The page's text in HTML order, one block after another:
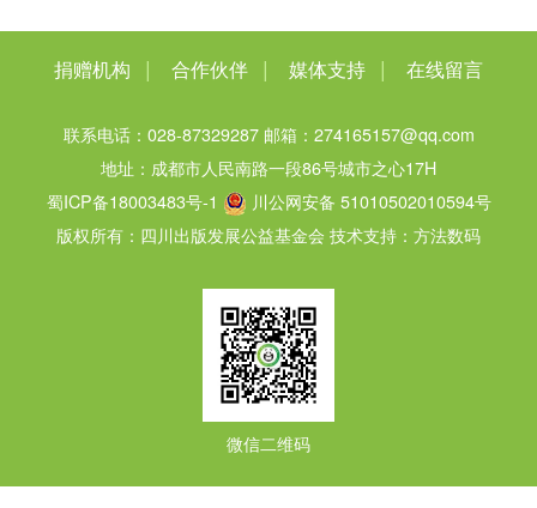
捐赠机构 | 合作伙伴 | 媒体支持 | 在线留言
联系电话：028-87329287 邮箱：274165157@qq.com
地址：成都市人民南路一段86号城市之心17H
蜀ICP备18003483号-1
川公网安备 51010502010594号
版权所有：四川出版发展公益基金会 技术支持：方法数码
微信二维码